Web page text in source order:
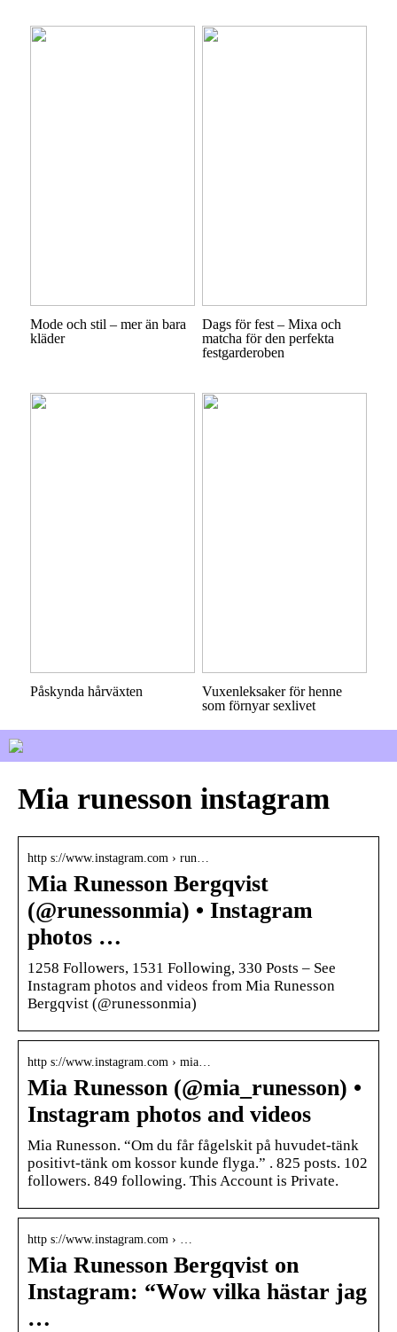
Mode och stil – mer än bara
kläder
Dags för fest – Mixa och
matcha för den perfekta
festgarderoben
Påskynda hårväxten
Vuxenleksaker för henne
som förnyar sexlivet
Mia runesson instagram
http s://www.instagram.com › run…
Mia Runesson Bergqvist
(@runessonmia) • Instagram
photos …
1258 Followers, 1531 Following, 330 Posts – See
Instagram photos and videos from Mia Runesson
Bergqvist (@runessonmia)
http s://www.instagram.com › mia…
Mia Runesson (@mia_runesson) •
Instagram photos and videos
Mia Runesson. “Om du får fågelskit på huvudet-tänk
positivt-tänk om kossor kunde flyga.” . 825 posts. 102
followers. 849 following. This Account is Private.
http s://www.instagram.com › …
Mia Runesson Bergqvist on
Instagram: “Wow vilka hästar jag
…